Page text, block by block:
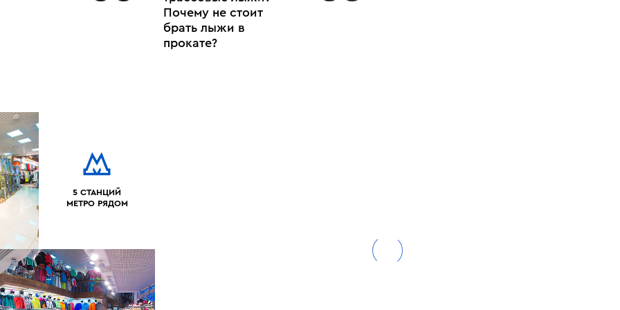
Почему не стоит
брать лыжи в
прокате?
5 СТАНЦИЙ
МЕТРО РЯДОМ